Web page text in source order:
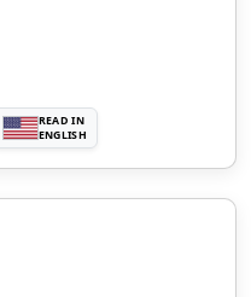
READ IN
ENGLISH